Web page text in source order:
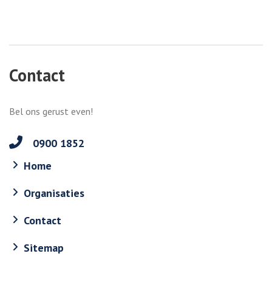
Contact
Bel ons gerust even!
0900 1852
Home
Organisaties
Contact
Sitemap